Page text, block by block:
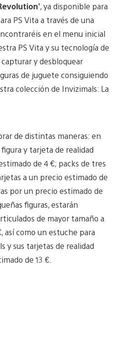
, ya disponible para
PS Vita a través de una
en el menu inicial
PS Vita y su tecnología de
y desbloquear
de juguete consiguiendo
colección de Invizimals: La
de distintas maneras: en
y tarjeta de realidad
de 4 €; packs de tres
a un precio estimado de
por un precio estimado de
figuras, estarán
de mayor tamaño a
así como un estuche para
y sus tarjetas de realidad
de 13 €.